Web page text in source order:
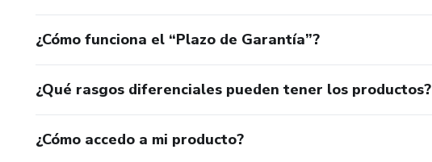
¿Cómo funciona el “Plazo de Garantía”?
¿Qué rasgos diferenciales pueden tener los productos?
¿Cómo accedo a mi producto?